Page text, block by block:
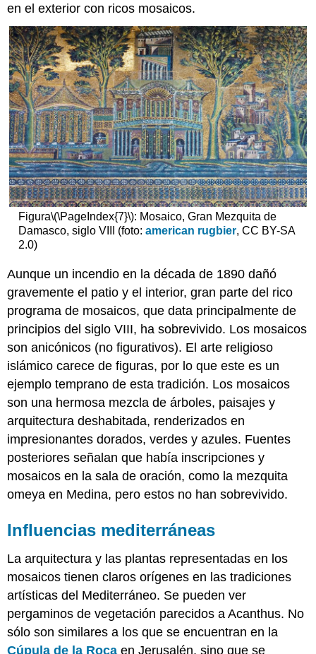
en el exterior con ricos mosaicos.
Figura\(\PageIndex{7}\): Mosaico, Gran Mezquita de
Damasco, siglo VIII (foto: american rugbier, CC BY-SA
2.0)
Aunque un incendio en la década de 1890 dañó
gravemente el patio y el interior, gran parte del rico
programa de mosaicos, que data principalmente de
principios del siglo VIII, ha sobrevivido. Los mosaicos
son anicónicos (no figurativos). El arte religioso
islámico carece de figuras, por lo que este es un
ejemplo temprano de esta tradición. Los mosaicos
son una hermosa mezcla de árboles, paisajes y
arquitectura deshabitada, renderizados en
impresionantes dorados, verdes y azules. Fuentes
posteriores señalan que había inscripciones y
mosaicos en la sala de oración, como la mezquita
omeya en Medina, pero estos no han sobrevivido.
Influencias mediterráneas
La arquitectura y las plantas representadas en los
mosaicos tienen claros orígenes en las tradiciones
artísticas del Mediterráneo. Se pueden ver
pergaminos de vegetación parecidos a Acanthus. No
sólo son similares a los que se encuentran en la
Cúpula de la Roca en Jerusalén, sino que se